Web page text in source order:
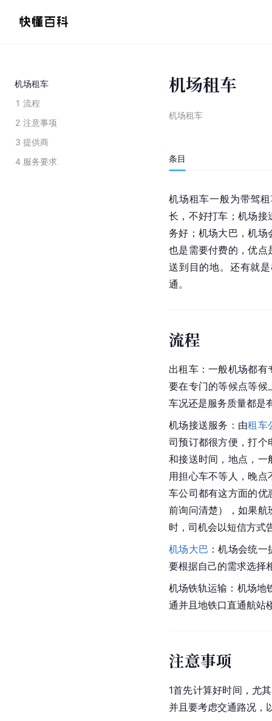
机场租车
1 流程
2 注意事项
3 提供商
4 服务要求
机场租车
机场租车
条目
机场租车一般为带驾
长，不好打车；机场接
务好；机场大巴，机场
也是需要付费的，优点
送到目的地。还有就
通。
流程
出租车：一般机场都
要在专门的等候点等候
车况还是服务质量都是
机场接送服务：由租车
司预订都很方便，打个
和接送时间，地点，一
用担心车不等人，晚
车公司都有这方面的优
前询问清楚），如果航
时，司机会以短信方式
机场大巴 ：机场会统
要根据自己的需求选择
机场铁轨运输：机场地
通并且地铁口直通航站
注意事项
1首先计算好时间，尤
并且要考虑交通路况，